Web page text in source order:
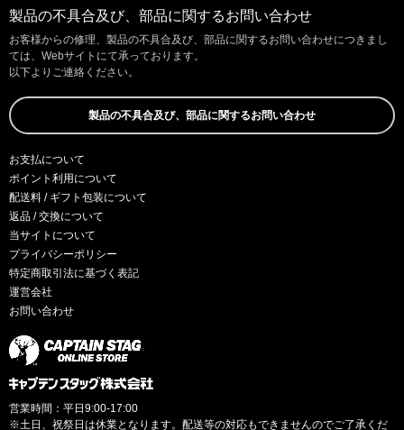
製品の不具合及び、部品に関するお問い合わせ
お客様からの修理、製品の不具合及び、部品に関するお問い合わせにつきまし
ては、Webサイトにて承っております。
以下よりご連絡ください。
製品の不具合及び、部品に関するお問い合わせ
お支払について
ポイント利用について
配送料 / ギフト包装について
返品 / 交換について
当サイトについて
プライバシーポリシー
特定商取引法に基づく表記
運営会社
お問い合わせ
営業時間：平日9:00-17:00
※土日、祝祭日は休業となります。配送等の対応もできませんのでご了承くだ